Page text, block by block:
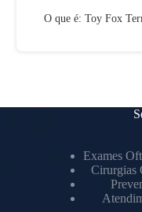
O que é: Toy Fox
Exames
Cirurgias